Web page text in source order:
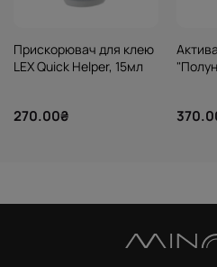
Прискорювач для клею
LEX Quick Helper, 15мл
270.00₴